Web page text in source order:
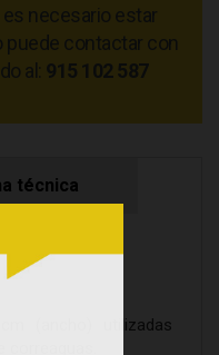
es necesario estar
puede contactar con
al: 915 102 587
técnica
(ancho) utilizadas